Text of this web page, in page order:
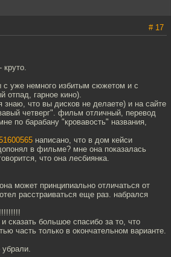
# 17
круто.
с уже немного избитым сюжетом и с
отпад, гарное кино).
знаю, что вы дисков не делаете) и на сайте
четверг". фильм отличный, перевод
по барабану "кровавость" названия,
написано, что в дом кейси
в фильме? мне она показалась
что она лесбиянка.
может принципиально отличаться от
расстраиваться еще раз. набрался
сказать большое спасибо за то, что
часть только в окончательном варианте.
убрали.